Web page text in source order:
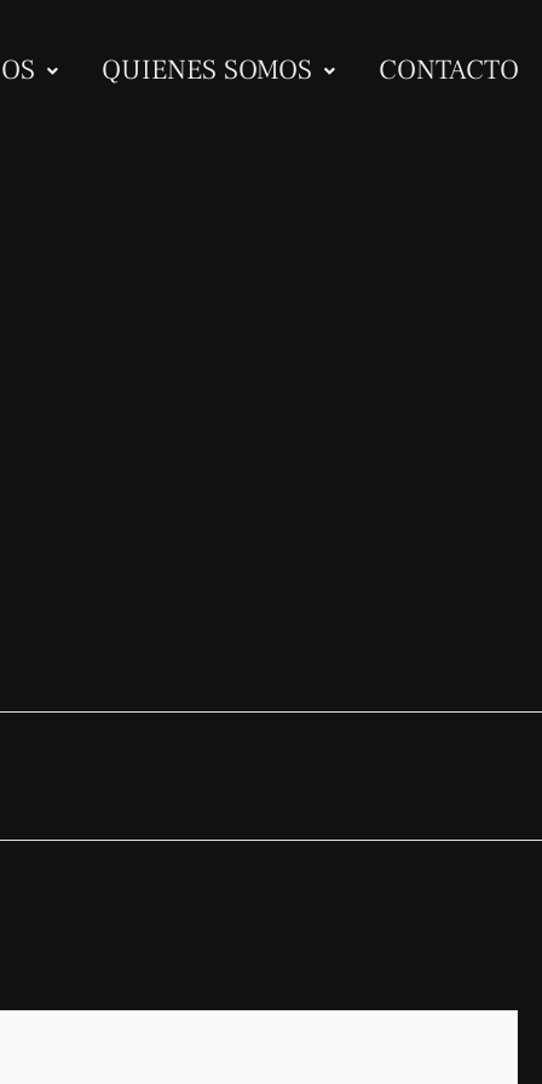
QUIENES SOMOS CONTACTO